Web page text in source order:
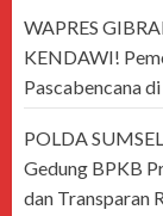
WAPRES
KENDAWI!
Pascabencana
POLDA
Gedung BPKB
dan Transparan